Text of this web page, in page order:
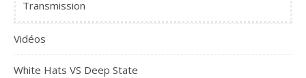
Transmission
Vidéos
White Hats VS Deep State